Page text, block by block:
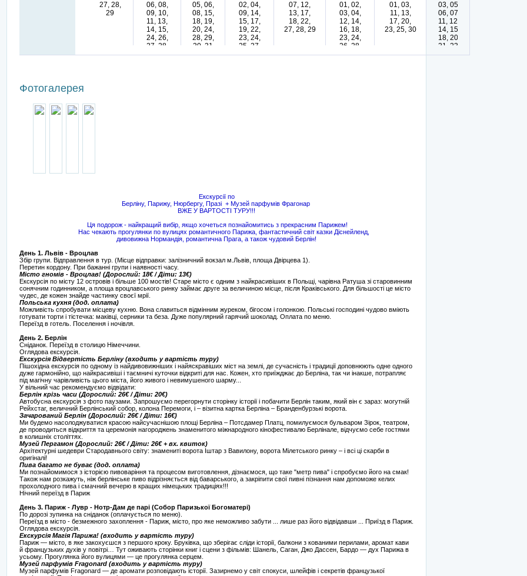
27, 28,
29
06, 08,
09, 10,
11, 13,
14, 15,
24, 26,
27, 28,
30
05, 06,
08, 15,
18, 19,
20, 24,
28, 29,
30, 31
02, 04,
09, 14,
15, 17,
19, 22,
23, 24,
25, 27,
28, 29
07, 12,
13, 17,
18, 22,
27, 28, 29
01, 02,
03, 04,
12, 14,
16, 18,
23, 24,
26, 28,
31
01, 03,
11, 13,
17, 20,
23, 25, 30
03, 05,
06, 07,
11, 12,
14, 15,
18, 20,
21, 23,
30
Фотогалерея
Екскурсії по
Берліну, Парижу, Нюрбергу, Празі + Музей парфумів Фрагонар
ВЖЕ У ВАРТОСТІ ТУРУ!!!
Ця подорож - найкращий вибір, якщо хочеться познайомитись з прекрасним Парижем!
Нас чекають прогулянки по вулицях романтичного Парижа, фантастичний світ казки Діснейленд,
дивовижна Нормандія, романтична Прага, а також чудовий Берлін!
День 1. Львів - Вроцлав
Збір групи. Відправлення в тур. (Місце відправки: залізничний вокзал м.Львів, площа Двірцева 1).
Перетин кордону. При бажанні групи і наявності часу.
Місто гномів - Вроцлав! (Дорослий: 18€ / Діти: 13€)
Екскурсія по місту 12 островів і більше 100 мостів! Старе місто є одним з найкрасивіших в Польщі, чарівна Ратуша зі старовинним
сонячним годинником, а площа вроцлавського ринку займає друге за величиною місце, після Краківського. Для більшості це місто
чудес, де кожен знайде частинку своєї мрії.
Польська кухня (дод. оплата)
Можливість спробувати місцеву кухню. Вона славиться відмінним журеком, бігосом і голонкою. Польські господині чудово вміють
готувати торти і тістечка: маківці, серники та беза. Дуже популярний гарячий шоколад. Оплата по меню.
Переїзд в готель. Поселення і ночівля.
День 2. Берлін
Сніданок. Переїзд в столицю Німеччини.
Оглядова екскурсія.
Екскурсія Відвертість Берліну (входить у вартість туру)
Пішохідна екскурсія по одному із найдивовижніших і найяскравіших міст на землі, де сучасність і традиції доповнюють одне одного
дуже гармонійно, що найкрасивіші і таємничі куточки відкриті для нас. Кожен, хто приїжджає до Берліна, так чи інакше, потрапляє
під магічну чарівливість цього міста, його живого і невимушеного шарму...
У вільний час рекомендуємо відвідати:
Берлін крізь часи (Дорослий: 26€ / Діти: 20€)
Автобусна екскурсія з фото паузами. Запрошуємо перегорнути сторінку історії і побачити Берлін таким, який він є зараз: могутній
Рейхстаг, величний Берлінський собор, колона Перемоги, і – візитна картка Берліна – Бранденбурзькі ворота.
Зачарований Берлін (Дорослий: 26€ / Діти: 16€)
Ми будемо насолоджуватися красою найсучаснішою площі Берліна – Потсдамер Платц, помилуємося бульваром Зірок, театром,
де проводиться відкриття та церемонія нагороджень знаменитого міжнародного кінофестивалю Берлінале, відчуємо себе гостями
в колишніх століттях.
Музей Пергамон (Дорослий: 26€ / Діти: 26€ + вх. квиток)
Архітектурні шедеври Стародавнього світу: знамениті ворота Іштар з Вавилону, ворота Мілетського ринку – і всі ці скарби в
оригіналі!
Пива багато не буває (дод. оплата)
Ми познайомимося з історією пивоваріння та процесом виготовлення, дізнаємося, що таке "метр пива" і спробуємо його на смак!
Також нам розкажуть, ніж берлінське пиво відрізняється від баварського, а закріпити свої пивні пізнання нам допоможе келих
прохолодного пива і смачний вечерю в кращих німецьких традиціях!!!
Нічний переїзд в Париж
День 3. Париж - Лувр - Нотр-Дам де парі (Собор Паризької Богоматері)
По дорозі зупинка на сніданок (оплачується по меню).
Переїзд в місто - безмежного захоплення - Париж, місто, про яке неможливо забути ... лише раз його відвідавши ... Приїзд в Париж.
Оглядова екскурсія.
Екскурсія Магія Парижа! (входить у вартість туру)
Париж — місто, в яке закохуєшся з першого кроку. Бруківка, що зберігає сліди історії, балкони з кованими перилами, аромат кави
й французьких духів у повітрі… Тут оживають сторінки книг і сцени з фільмів: Шанель, Саган, Джо Дассен, Бардо — дух Парижа в
усьому. Прогулянка його вулицями — це прогулянка серцем.
Музей парфумів Fragonard (входить у вартість туру)
Музей парфумів Fragonard — де аромати розповідають історії. Зазирнемо у світ спокуси, шлейфів і секретів французької